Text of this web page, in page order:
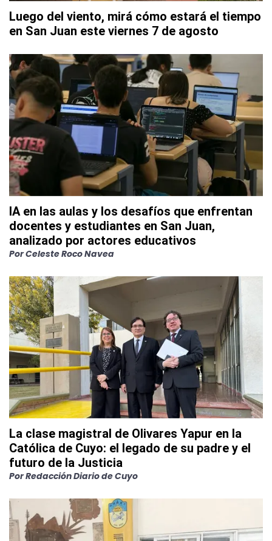
Luego del viento, mirá cómo estará el tiempo
en San Juan este viernes 7 de agosto
IA en las aulas y los desafíos que enfrentan
docentes y estudiantes en San Juan,
analizado por actores educativos
PorCeleste Roco Navea
La clase magistral de Olivares Yapur en la
Católica de Cuyo: el legado de su padre y el
futuro de la Justicia
PorRedacción Diario de Cuyo